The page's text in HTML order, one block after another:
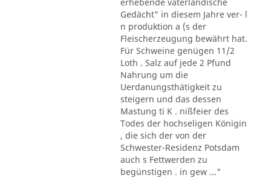
Gedächt" in diesem Jahre ver- l
n produktion a (s der
Fleischerzeugung bewährt hat.
Für Schweine genügen 11/2
Loth . Salz auf jede 2 Pfund
Nahrung um die
Uerdanungsthätigkeit zu
steigern und das dessen
Mastung ti K . nißfeier des
Todes der hochseligen Königin
, die sich der von der
Schwester-Residenz Potsdam
auch s Fettwerden zu
begünstigen . in gew ..."